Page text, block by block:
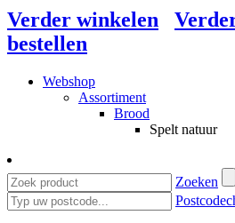
Verder winkelen
bestellen
Webshop
Assortiment
Brood
Spelt natuur
Zoeken